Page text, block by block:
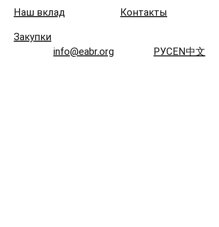
Наш вклад
Закупки
Контакты
info@eabr.org РУСEN中文